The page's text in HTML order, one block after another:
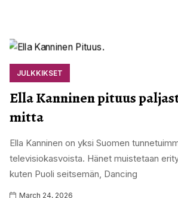
JULKKIKSET
Ella Kanninen pituus
mitta
Ella Kanninen on yksi Suomen
televisiokasvoista. Hänet muistetaan
kuten Puoli seitsemän, Dancing
March 24, 2026